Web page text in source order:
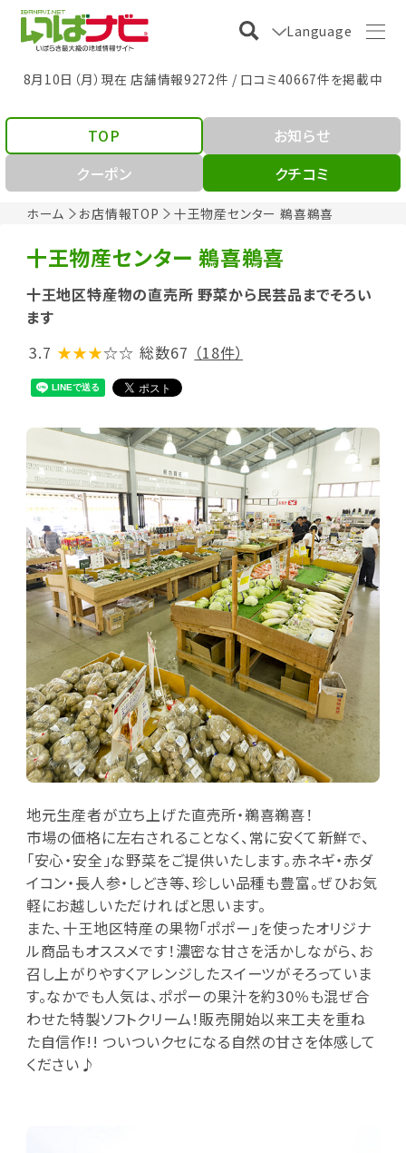
Language
8月10日（月）現在 店舗情報9272件 / 口コミ40667件を掲載中
ホーム お店情報TOP 十王物産センター 鵜喜鵜喜
TOP
お知らせ
クーポン
クチコミ
十王物産センター 鵜喜鵜喜
十王地区特産物の直売所 野菜から民芸品までそろい
ます
3.7 ★★★☆☆ 総数67 （18件）
地元生産者が立ち上げた直売所・鵜喜鵜喜！
市場の価格に左右されることなく、常に安くて新鮮で、
「安心・安全」な野菜をご提供いたします。赤ネギ・赤ダ
イコン・長人参・しどき等、珍しい品種も豊富。ぜひお気
軽にお越しいただければと思います。
また、十王地区特産の果物「ポポー」を使ったオリジナ
ル商品もオススメです！濃密な甘さを活かしながら、お
召し上がりやすくアレンジしたスイーツがそろっていま
す。なかでも人気は、ポポーの果汁を約30％も混ぜ合
わせた特製ソフトクリーム！販売開始以来工夫を重ね
た自信作!! ついついクセになる自然の甘さを体感して
ください♪